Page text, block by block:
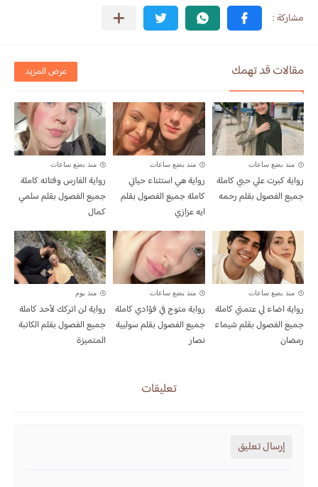
مقالات قد تهمك عرض المزيد
منذ بضع ساعات
رواية كبرت علي حبي كاملة
جميع الفصول بقلم رحمه
منذ بضع ساعات
رواية هي استثناء حياتي
كاملة جميع الفصول بقلم
ايه عزازي
منذ بضع ساعات
رواية الفارس وفتاته كاملة
جميع الفصول بقلم سلمي
كمال
منذ بضع ساعات
رواية اضاء لي عتمتي كاملة
جميع الفصول بقلم شيماء
رمضان
منذ بضع ساعات
رواية متوج في فؤادي كاملة
جميع الفصول بقلم سوليية
نصار
منذ يوم
رواية لن اتركك لأحد كاملة
جميع الفصول بقلم الكاتبة
المتميزة
تعليقات
إرسال تعليق